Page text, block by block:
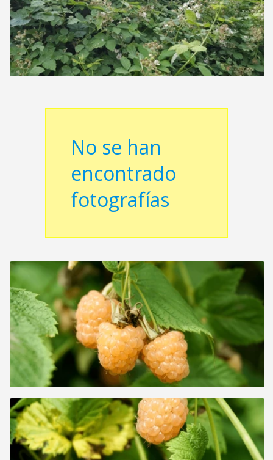
No se han
encontrado
fotografías